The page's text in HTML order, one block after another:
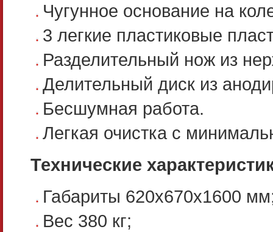
Чугунное основание на
3 легкие пластиковые
Разделительный нож из
Делительный диск из
Бесшумная работа.
Легкая очистка с
Технические
Габариты 620х670х1600
Вес 380 кг;